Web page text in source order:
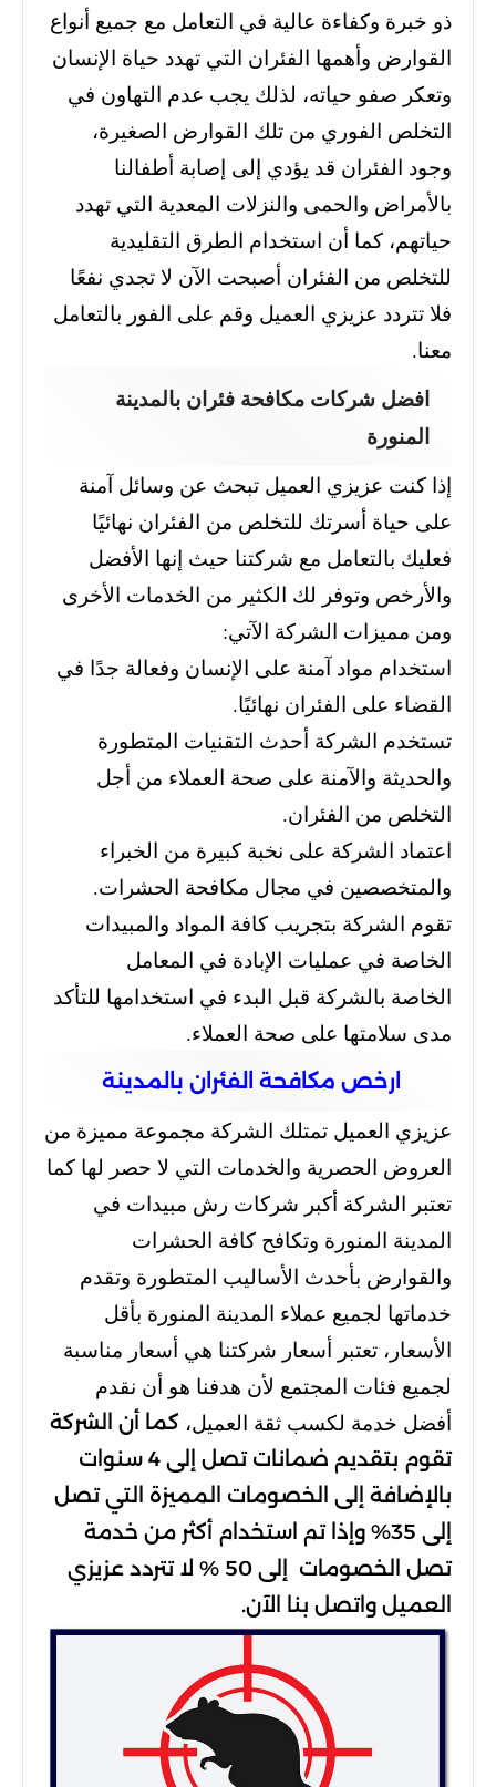
ذو خبرة وكفاءة عالية في التعامل مع جميع أنواع
القوارض وأهمها الفئران التي تهدد حياة الإنسان
وتعكر صفو حياته، لذلك يجب عدم التهاون في
التخلص الفوري من تلك القوارض الصغيرة،
وجود الفئران قد يؤدي إلى إصابة أطفالنا
بالأمراض والحمى والنزلات المعدية التي تهدد
حياتهم، كما أن استخدام الطرق التقليدية
للتخلص من الفئران أصبحت الآن لا تجدي نفعًا
فلا تتردد عزيزي العميل وقم على الفور بالتعامل
معنا.
افضل شركات مكافحة فئران بالمدينة
المنورة
إذا كنت عزيزي العميل تبحث عن وسائل آمنة
على حياة أسرتك للتخلص من الفئران نهائيًا
فعليك بالتعامل مع شركتنا حيث إنها الأفضل
والأرخص وتوفر لك الكثير من الخدمات الأخرى
ومن مميزات الشركة الآتي:
استخدام مواد آمنة على الإنسان وفعالة جدًا في
القضاء على الفئران نهائيًا.
تستخدم الشركة أحدث التقنيات المتطورة
والحديثة والآمنة على صحة العملاء من أجل
التخلص من الفئران.
اعتماد الشركة على نخبة كبيرة من الخبراء
والمتخصصين في مجال مكافحة الحشرات.
تقوم الشركة بتجريب كافة المواد والمبيدات
الخاصة في عمليات الإبادة في المعامل
الخاصة بالشركة قبل البدء في استخدامها للتأكد
مدى سلامتها على صحة العملاء.
ارخص مكافحة الفئران بالمدينة
عزيزي العميل تمتلك الشركة مجموعة مميزة من
العروض الحصرية والخدمات التي لا حصر لها كما
تعتبر الشركة أكبر شركات رش مبيدات في
المدينة المنورة وتكافح كافة الحشرات
والقوارض بأحدث الأساليب المتطورة وتقدم
خدماتها لجميع عملاء المدينة المنورة بأقل
الأسعار، تعتبر أسعار شركتنا هي أسعار مناسبة
لجميع فئات المجتمع لأن هدفنا هو أن نقدم
أفضل خدمة لكسب ثقة العميل، كما أن الشركة
تقوم بتقديم ضمانات تصل إلى 4 سنوات
بالإضافة إلى الخصومات المميزة التي تصل
إلى 35% وإذا تم استخدام أكثر من خدمة
تصل الخصومات إلى 50 %
لا تتردد عزيزي
العميل واتصل بنا الآن.